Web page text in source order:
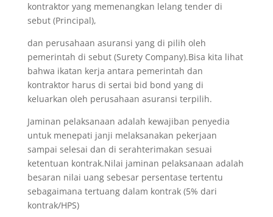
kontraktor yang memenangkan lelang tender di
sebut (Principal),
dan perusahaan asuransi yang di pilih oleh
pemerintah di sebut (Surety Company).Bisa kita lihat
bahwa ikatan kerja antara pemerintah dan
kontraktor harus di sertai bid bond yang di
keluarkan oleh perusahaan asuransi terpilih.
Jaminan pelaksanaan adalah kewajiban penyedia
untuk menepati janji melaksanakan pekerjaan
sampai selesai dan di serahterimakan sesuai
ketentuan kontrak.Nilai jaminan pelaksanaan adalah
besaran nilai uang sebesar persentase tertentu
sebagaimana tertuang dalam kontrak (5% dari
kontrak/HPS)